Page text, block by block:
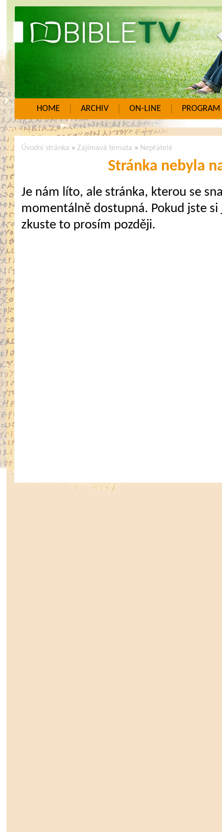
HOME ARCHIV ON-LINE PROGRAM
Úvodní stránka »Zajímavá témata » Nepřátelé
Stránka nebyla
Je nám líto, ale stránka, kterou se
momentálně dostupná. Pokud jste
zkuste to prosím později.